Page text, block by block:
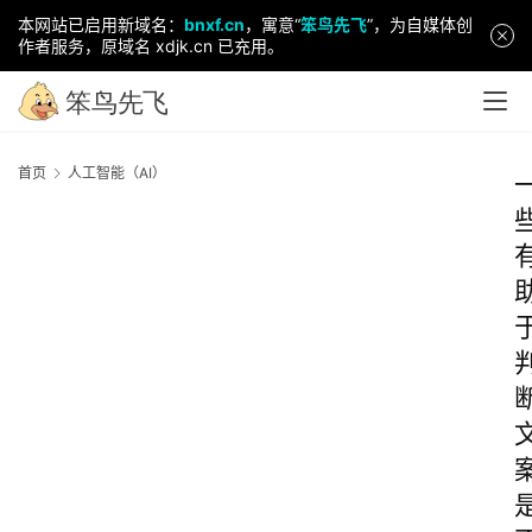
本网站已启用新域名： bnxf.cn，寓意“笨鸟先飞”，为自媒体创
作者服务，原域名 xdjk.cn 已充用。
首页 人工智能（AI）